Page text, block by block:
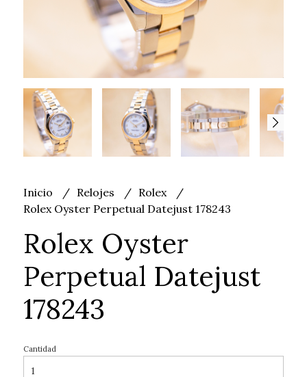
Inicio Relojes
Rolex
Rolex Oyster Perpetual Datejust 178243
Rolex Oyster
Perpetual Datejust
178243
Cantidad